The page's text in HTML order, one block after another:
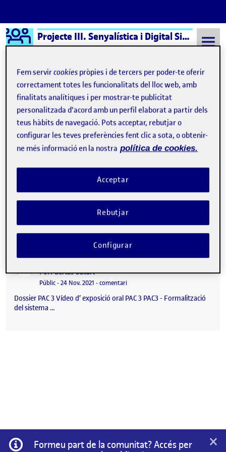
Saltar al contingut
Logo Ágora Projecte III. Senyalística i Digital Signage aula 2
Semestre 20211 - Aula 2 PAC3 - Formalització del sistema
PAC3 - Formalització del
sistema
PAC 3. Formalització del sistema
PAC3 - Formalització del sistema …
Publicat per PAC3 – Formalització del sistema – Pol Puertas Gallart
Publicat per
Pol Puertas Gallart
Visibilitat:
Públic-Data de publicació
24 Nov. 2021 24 novembre, 2021 9:42 pm
-comentariel PAC3 – Formalització del sistema
Dossier PAC 3 Vídeo d’ exposició oral PAC 3 PAC3 - Formalització
del sistema …
Informació
Formeu part de la comunitat? Accés per
×
Fem servircookies pròpies i de tercers per poder-te oferir
correctament totes les funcionalitats del lloc web, amb
finalitats analítiques i per mostrar-te publicitat
personalitzada d'acord amb un perfil elaborat a partir dels
teus hàbits de navegació. Pots acceptar, rebutjar o
configurar les teves preferències fent clic a sota, o obtenir-
ne més informació en la nostra política de cookies.
Rebutjar
Acceptar
Configurar